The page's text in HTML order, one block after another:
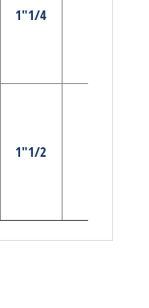
1"1/4
1"1/2